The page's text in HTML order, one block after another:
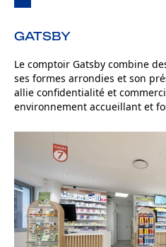
GATSBY
Le comptoir Gatsby combine
ses formes arrondies et son
allie confidentialité et
environnement accueillant et